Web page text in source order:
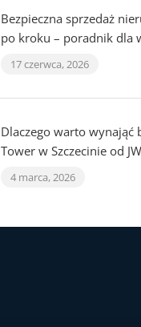
Bezpieczna sprzedaż
po kroku – poradnik dla
17 czerwca, 2026
Dlaczego warto wynająć
Tower w Szczecinie od
4 marca, 2026